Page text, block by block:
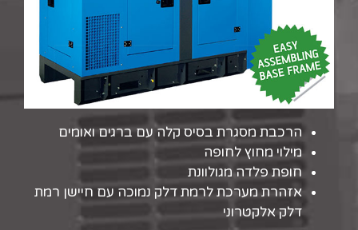
הרכבת מסגרת בסיס קלה עם ברגים ואומים
מילוי מחוץ לחופה
חופת פלדה מגולוונת
אזהרת מערכת לרמת דלק נמוכה עם חיישן רמת
דלק אלקטרוני